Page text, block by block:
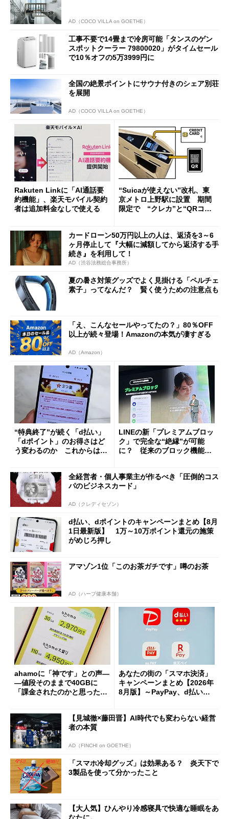
AD（COCO VILLA on GOETHE）
工事不要で14畳まで冷房可能「タンスのゲン
スポットクーラー 79800020」がタイムセール
で10％オフの5万3999円に
全国の絶景ポイントにサウナ付きのシェア別荘
を展開
AD（COCO VILLA on GOETHE）
Rakuten Linkに「AI通話要
約機能」、楽天モバイル契約
者は追加料金なしで使える
“Suicaが使えない”改札、東
京メトロ上野駅に設置 期間
限定で “クレカ”と“QRコー
カードローン50万円以上の人は、返済を3～6
ヶ月停止して『大幅に減額してから返済する手
続き』を利用して！
AD（渋谷法務総合事務所）
夏の暑さ対策グッズでよく見掛ける「ペルチェ
素子」ってなんだ？ 賢く使うための注意点も
「え、こんなセールやってたの？」80％OFF
以上が続々登場！Amazonの本気が凄すぎる
AD（Amazon）
“特典終了”が続く「d払い」
「dポイント」のお得さはど
う変わるのか これからは
LINEの新「プレミアムブロッ
ク」で完全な“絶縁”が可能
に？ 従来のブロック機能と
全経営者・個人事業主が作るべき「圧倒的コス
パのビジネスカード」
AD（クレディセゾン）
d払い、dポイントのキャンペーンまとめ【8月
1日最新版】 1万～10万ポイント還元の施策
がめじろ押し
アマゾン1位「このお茶ガチです」噂のお茶
AD（ハーブ健康本舗）
ahamoに「神です」との声―
―値段そのままで40GBに
「課金されたのかと思った」
あなたの街の「スマホ決済」
キャンペーンまとめ【2026年
8月版】～PayPay、d払い、a
【見城徹×藤田晋】AI時代でも変わらない経営
者の本質
AD（FINCHI on GOETHE）
「スマホ冷却グッズ」は効果ある？ 炎天下で
3製品を使って分かったこと
【大人気】ひんやり冷感寝具で快適な睡眠をあ
なたに。